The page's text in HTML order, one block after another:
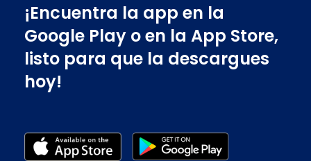
¡Encuentra la app en la
Google Play o en la App Store,
listo para que la descargues
hoy!